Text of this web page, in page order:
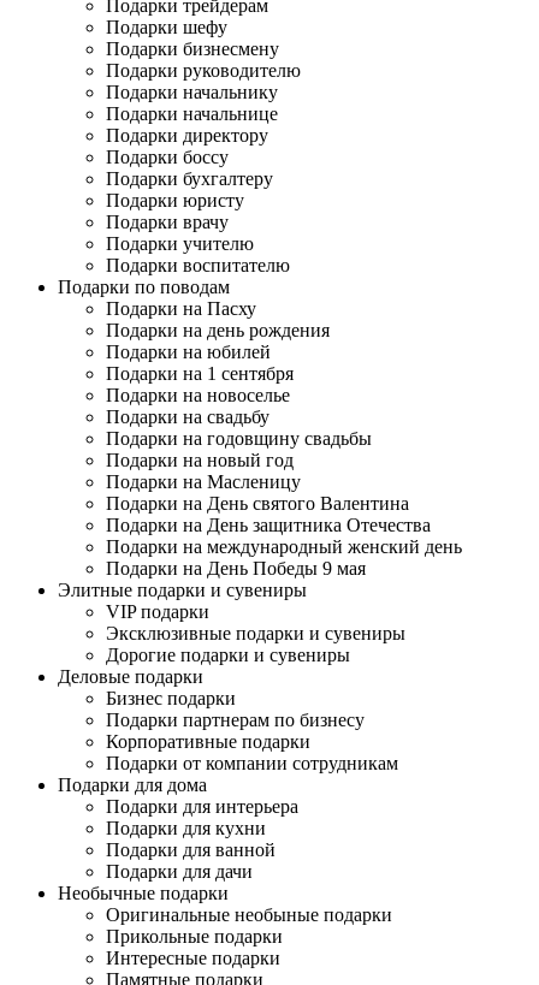
Подарки трейдерам
Подарки шефу
Подарки бизнесмену
Подарки руководителю
Подарки начальнику
Подарки начальнице
Подарки директору
Подарки боссу
Подарки бухгалтеру
Подарки юристу
Подарки врачу
Подарки учителю
Подарки воспитателю
Подарки по поводам
Подарки на Пасху
Подарки на день рождения
Подарки на юбилей
Подарки на 1 сентября
Подарки на новоселье
Подарки на свадьбу
Подарки на годовщину свадьбы
Подарки на новый год
Подарки на Масленицу
Подарки на День святого Валентина
Подарки на День защитника Отечества
Подарки на международный женский день
Подарки на День Победы 9 мая
Элитные подарки и сувениры
VIP подарки
Эксклюзивные подарки и сувениры
Дорогие подарки и сувениры
Деловые подарки
Бизнес подарки
Подарки партнерам по бизнесу
Корпоративные подарки
Подарки от компании сотрудникам
Подарки для дома
Подарки для интерьера
Подарки для кухни
Подарки для ванной
Подарки для дачи
Необычные подарки
Оригинальные необыные подарки
Прикольные подарки
Интересные подарки
Памятные подарки